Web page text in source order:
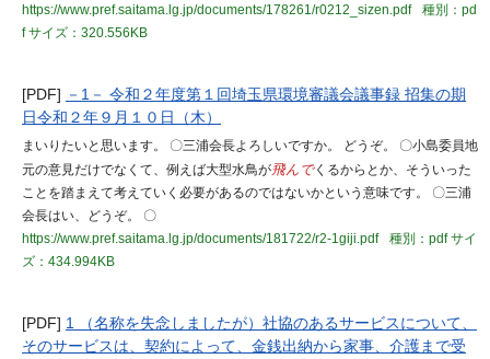
https://www.pref.saitama.lg.jp/documents/178261/r0212_sizen.pdf
種別：pd
fサイズ：320.556KB
[PDF] －1－ 令和２年度第１回埼玉県環境審議会議事録 招集の期
日令和２年９月１０日（木）
まいりたいと思います。 〇三浦会長よろしいですか。 どうぞ。 〇小島委員地
元の意見だけでなくて、例えば大型水鳥が飛んでくるからとか、そういった
ことを踏まえて考えていく必要があるのではないかという意味です。 〇三浦
会長はい、どうぞ。 〇
https://www.pref.saitama.lg.jp/documents/181722/r2-1giji.pdf
種別：pdfサイ
ズ：434.994KB
[PDF] 1 （名称を失念しましたが）社協のあるサービスについて、
そのサービスは、契約によって、金銭出納から家事、介護まで受